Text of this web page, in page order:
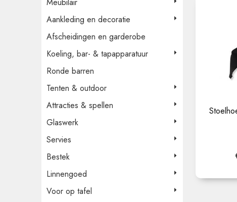
Aankleding en decoratie
Afscheidingen en garderobe
Koeling, bar- & tapapparatuur
Ronde barren
Tenten & outdoor
Attracties & spellen
Glaswerk
Servies
Bestek
Linnengoed
Voor op tafel